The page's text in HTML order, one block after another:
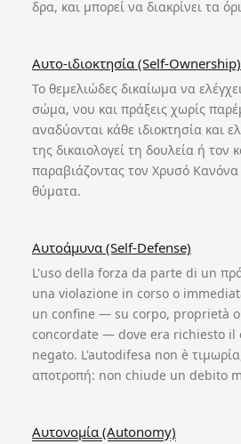
δρα, και μπορεί να διακρίνει τα
Αυτο-ιδιοκτησία (Self-Ownership)
Το θεμελιώδες δικαίωμα να
σώμα, νου και πράξεις χωρίς
αναδύονται κάθε ιδιοκτησία και
της δικαιολογεί τη δουλεία ή τον
παραβιάζοντας τον Χρυσό
θύματα.
Αυτοάμυνα (Self-Defense)
L'uso della forza da parte di un
una violazione in corso o
un confine — su corpo, proprietà
concordate — dove era richiesto il
negato. L'autodifesa non è
αποτροπή: non chiude un debito
Αυτονομία (Autonomy)